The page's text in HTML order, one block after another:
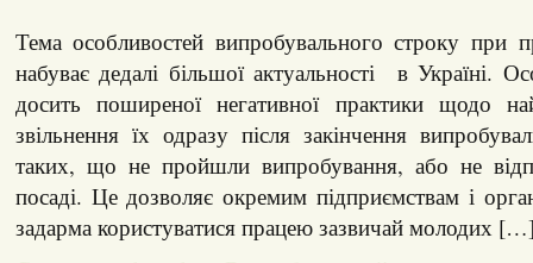
Тема особливостей випробувального строку при
набуває дедалі більшої актуальності в Україні.
досить поширеної негативної практики щодо
звільнення їх одразу після закінчення
таких, що не пройшли випробування, або не
посаді. Це дозволяє окремим підприємствам і
задарма користуватися працею зазвичай молодих